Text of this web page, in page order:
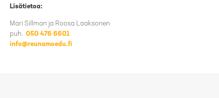
Lisätietoa:
Mari Sillman ja Roosa Laaksonen
puh. 050 476 6601
info@reunamoedu.fi